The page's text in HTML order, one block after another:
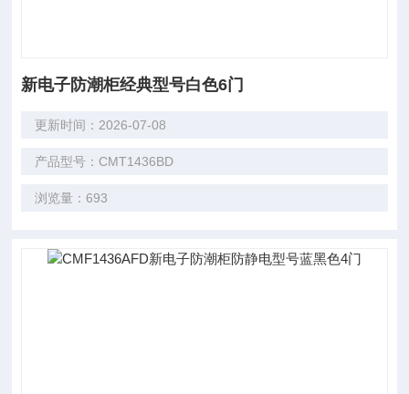
新电子防潮柜经典型号白色6门
更新时间：2026-07-08
产品型号：CMT1436BD
浏览量：693